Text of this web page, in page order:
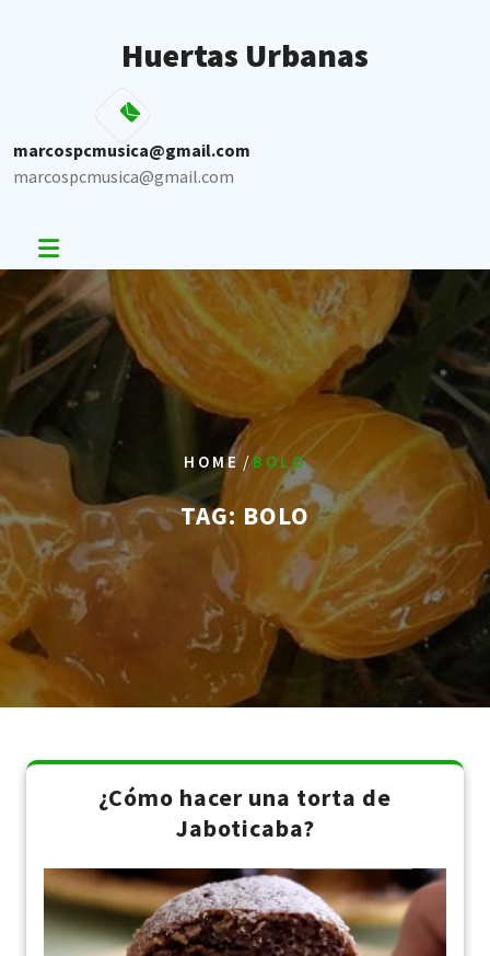
Huertas Urbanas
marcospcmusica@gmail.com
marcospcmusica@gmail.com
HOME/BOLO
TAG: BOLO
¿Cómo hacer una torta de
Jaboticaba?